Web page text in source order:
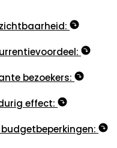
bezoekers:
effect:
budgetbeperkingen: